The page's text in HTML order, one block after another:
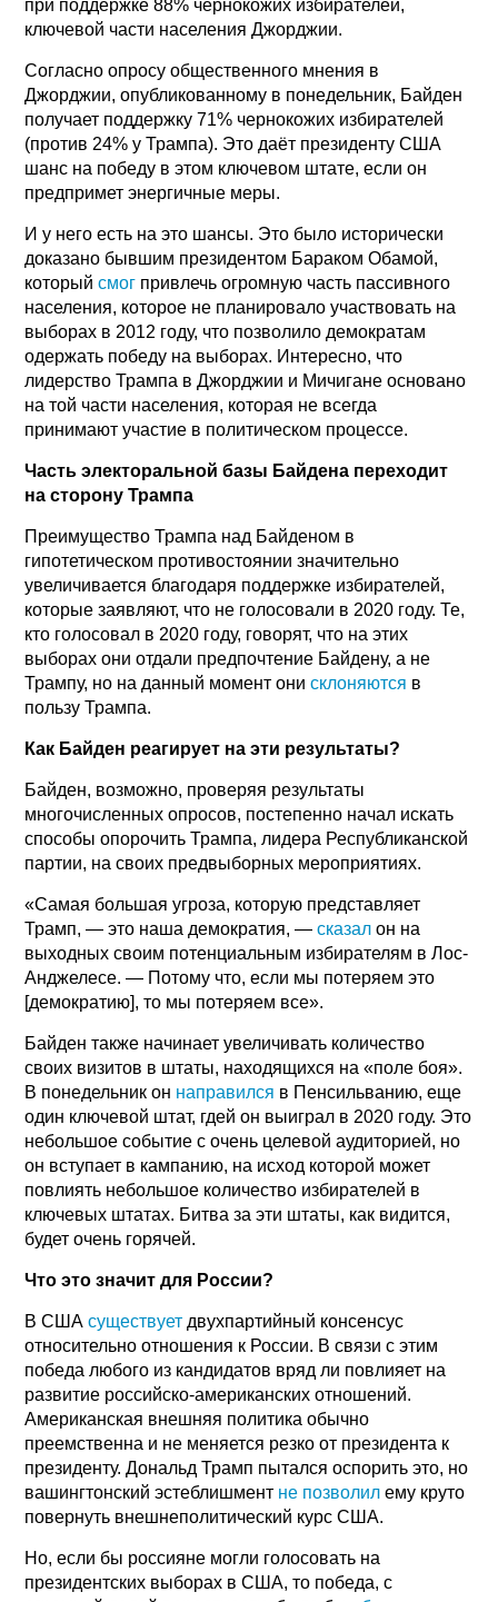
при поддержке 88% чернокожих избирателей,
ключевой части населения Джорджии.
Согласно опросу общественного мнения в
Джорджии, опубликованному в понедельник, Байден
получает поддержку 71% чернокожих избирателей
(против 24% у Трампа). Это даёт президенту США
шанс на победу в этом ключевом штате, если он
предпримет энергичные меры.
И у него есть на это шансы. Это было исторически
доказано бывшим президентом Бараком Обамой,
которыйсмог привлечь огромную часть пассивного
населения, которое не планировало участвовать на
выборах в 2012 году, что позволило демократам
одержать победу на выборах. Интересно, что
лидерство Трампа в Джорджии и Мичигане основано
на той части населения, которая не всегда
принимают участие в политическом процессе.
Часть электоральной базы Байдена переходит
на сторону Трампа
Преимущество Трампа над Байденом в
гипотетическом противостоянии значительно
увеличивается благодаря поддержке избирателей,
которые заявляют, что не голосовали в 2020 году. Те,
кто голосовал в 2020 году, говорят, что на этих
выборах они отдали предпочтение Байдену, а не
Трампу, но на данный момент онисклоняются в
пользу Трампа.
Как Байден реагирует на эти результаты?
Байден, возможно, проверяя результаты
многочисленных опросов, постепенно начал искать
способы опорочить Трампа, лидера Республиканской
партии, на своих предвыборных мероприятиях.
«Самая большая угроза, которую представляет
Трамп, — это наша демократия, —сказал он на
выходных своим потенциальным избирателям в Лос-
Анджелесе. — Потому что, если мы потеряем это
[демократию], то мы потеряем все».
Байден также начинает увеличивать количество
своих визитов в штаты, находящихся на «поле боя».
В понедельник он направился в Пенсильванию, еще
один ключевой штат, гдей он выиграл в 2020 году. Это
небольшое событие с очень целевой аудиторией, но
он вступает в кампанию, на исход которой может
повлиять небольшое количество избирателей в
ключевых штатах. Битва за эти штаты, как видится,
будет очень горячей.
Что это значит для России?
В СШАсуществует двухпартийный консенсус
относительно отношения к России. В связи с этим
победа любого из кандидатов вряд ли повлияет на
развитие российско-американских отношений.
Американская внешняя политика обычно
преемственна и не меняется резко от президента к
президенту. Дональд Трамп пытался оспорить это, но
вашингтонский эстеблишмент не позволил ему круто
повернуть внешнеполитический курс США.
Но, если бы россияне могли голосовать на
президентских выборах в США, то победа, с